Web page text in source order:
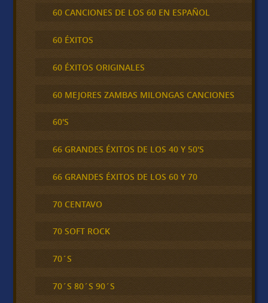
60 CANCIONES DE LOS 60 EN ESPAÑOL
60 ÉXITOS
60 ÉXITOS ORIGINALES
60 MEJORES ZAMBAS MILONGAS CANCIONES
60'S
66 GRANDES ÉXITOS DE LOS 40 Y 50'S
66 GRANDES ÉXITOS DE LOS 60 Y 70
70 CENTAVO
70 SOFT ROCK
70´S
70´S 80´S 90´S